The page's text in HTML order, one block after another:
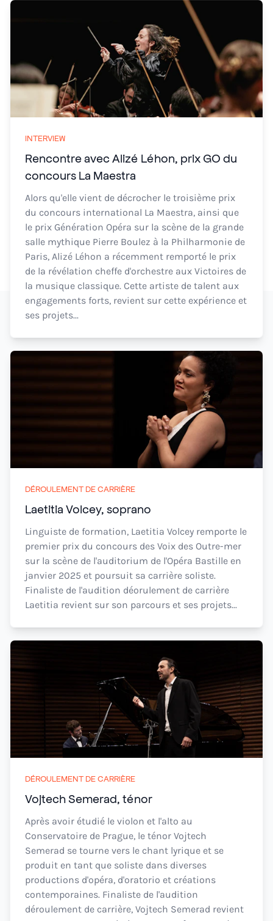
INTERVIEW
Rencontre avec Alizé Léhon, prix GO du
concours La Maestra
Alors qu'elle vient de décrocher le troisième prix
du concours international La Maestra, ainsi que
le prix Génération Opéra sur la scène de la grande
salle mythique Pierre Boulez à la Philharmonie de
Paris, Alizé Léhon a récemment remporté le prix
de la révélation cheffe d'orchestre aux Victoires de
la musique classique. Cette artiste de talent aux
engagements forts, revient sur cette expérience et
ses projets...
DÉROULEMENT DE CARRIÈRE
Laetitia Volcey, soprano
Linguiste de formation, Laetitia Volcey remporte le
premier prix du concours des Voix des Outre-mer
sur la scène de l'auditorium de l'Opéra Bastille en
janvier 2025 et poursuit sa carrière soliste.
Finaliste de l'audition déorulement de carrière
Laetitia revient sur son parcours et ses projets...
DÉROULEMENT DE CARRIÈRE
Vojtech Semerad, ténor
Après avoir étudié le violon et l'alto au
Conservatoire de Prague, le ténor Vojtech
Semerad se tourne vers le chant lyrique et se
produit en tant que soliste dans diverses
productions d'opéra, d'oratorio et créations
contemporaines. Finaliste de l'audition
déroulement de carrière, Vojtech Semerad revient